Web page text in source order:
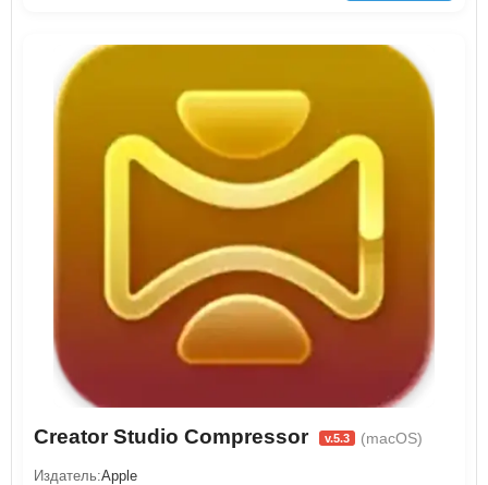
Creator Studio Compressor v.5.3 (macOS)
Издатель:Apple